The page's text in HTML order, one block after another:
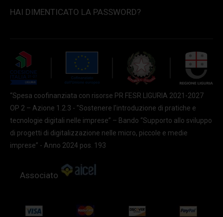
HAI DIMENTICATO LA PASSWORD?
“Spesa coofinanziata con risorse PR FESR LIGURIA 2021-2027
OP 2 – Azione 1.2.3 - "Sostenere l'introduzione di pratiche e
tecnologie digitali nelle imprese” – Bando “Supporto allo sviluppo
di progetti di digitalizzazione nelle micro, piccole e medie
imprese” - Anno 2024 pos. 193
Associato